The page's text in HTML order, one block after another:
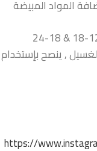
المواد المبيضة
, ينصح بإستخدام
https://